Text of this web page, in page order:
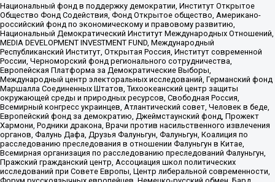
Национальный фонд в поддержку демократии, Институт Открытое
Общество Фонд Содействия, Фонд Открытое общество, Американо-
российский фонд по экономическому и правовому развитию,
Национальный Демократический Институт Международных Отношений,
MEDIA DEVELOPMENT INVESTMENT FUND, Международный
Республиканский Институт, Открытая Россия, Институт современной
России, Черноморский фонд регионального сотрудничества,
Европейская Платформа за Демократические Выборы,
Международный центр электоральных исследований, Германский фонд
Маршалла Соединенных Штатов, Тихоокеанский центр защиты
окружающей среды и природных ресурсов, Свободная Россия,
Всемирный конгресс украинцев, Атлантический совет, Человек в беде,
Европейский фонд за демократию, Джеймстаунский фонд, Прожект
Хармони, Родники дракона, Врачи против насильственного извлечения
органов, Фалунь Дафа, Друзья Фалуньгун, Фалуньгун, Коалиция по
расследованию преследования в отношении Фалуньгун в Китае,
Всемирная организация по расследованию преследований Фалуньгун,
Пражский гражданский центр, Ассоциация школ политических
исследований при Совете Европы, Центр либеральной современности,